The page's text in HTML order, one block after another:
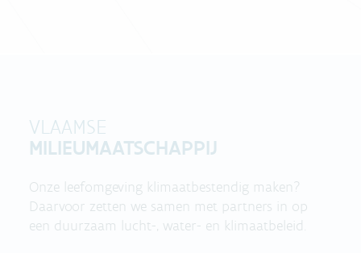
VLAAMSE
MILIEUMAATSCHAPPIJ
Onze leefomgeving klimaatbestendig maken?
Daarvoor zetten we samen met partners in op
een duurzaam lucht-, water- en klimaatbeleid.